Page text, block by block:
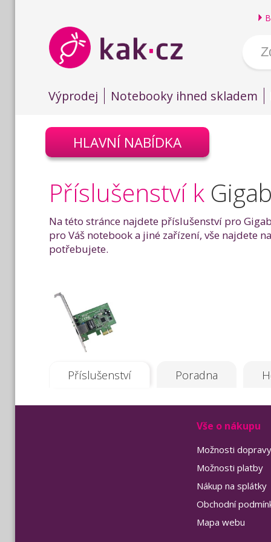
Výprodej Notebooky ihned skladem
HLAVNÍ NABÍDKA
Příslušenství k
Na této stránce najdete příslušenství pro
pro Váš notebook a jiné zařízení, vše najdete
potřebujete.
Příslušenství Poradna
Vše o nákupu
Možnosti dopravy
Možnosti platby
Nákup na splátky
Obchodní
Mapa webu